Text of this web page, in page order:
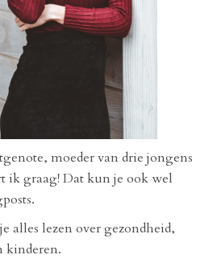
moeder van drie jongens
ik graag! Dat kun je ook wel
alles lezen over gezondheid,
kinderen.